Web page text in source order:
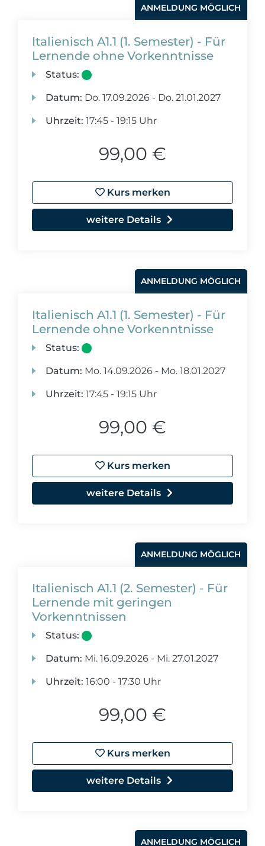
ANMELDUNG MÖGLICH
Italienisch A1.1 (1. Semester) - Für
Lernende ohne Vorkenntnisse
Status:
Datum: Do. 17.09.2026 - Do. 21.01.2027
Uhrzeit: 17:45 - 19:15 Uhr
99,00 €
Kurs merken
weitere Details
ANMELDUNG MÖGLICH
Italienisch A1.1 (1. Semester) - Für
Lernende ohne Vorkenntnisse
Status:
Datum: Mo. 14.09.2026 - Mo. 18.01.2027
Uhrzeit: 17:45 - 19:15 Uhr
99,00 €
Kurs merken
weitere Details
ANMELDUNG MÖGLICH
Italienisch A1.1 (2. Semester) - Für
Lernende mit geringen
Vorkenntnissen
Status:
Datum: Mi. 16.09.2026 - Mi. 27.01.2027
Uhrzeit: 16:00 - 17:30 Uhr
99,00 €
Kurs merken
weitere Details
ANMELDUNG MÖGLICH